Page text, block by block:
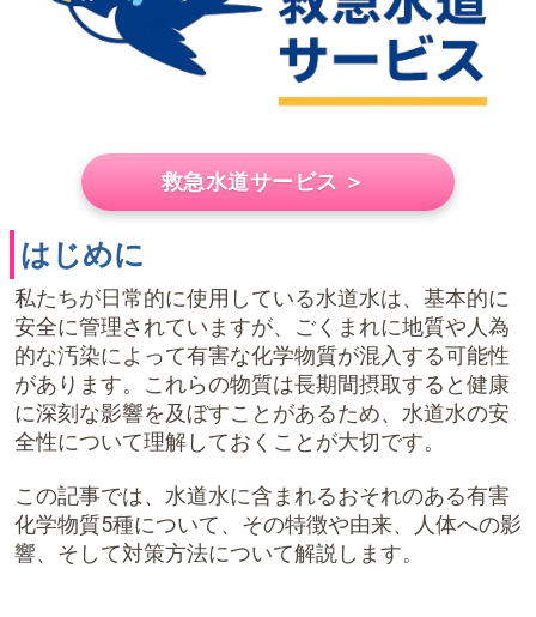
救急水道サービス ＞
はじめに
私たちが日常的に使用している水道水は、基本的に
安全に管理されていますが、ごくまれに地質や人為
的な汚染によって有害な化学物質が混入する可能性
があります。これらの物質は長期間摂取すると健康
に深刻な影響を及ぼすことがあるため、水道水の安
全性について理解しておくことが大切です。
この記事では、水道水に含まれるおそれのある有害
化学物質5種について、その特徴や由来、人体への影
響、そして対策方法について解説します。